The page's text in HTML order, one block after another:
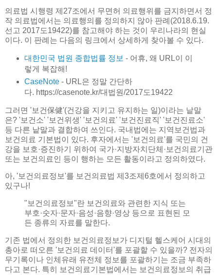
의료법 시행령 제27조에서 무면허 의료행위를 금지하면서 정
작 의료법에서는 의료행의를 정의하지 않아 판례(2018.6.19.
선고 2017도19422)를 참고해야 하는 것이 우리나라의 현실
이다. 이 판례는 다음의 링크에서 상세하게 찾아볼 수 있다.
대한민국 법원 종합법률 정보 - 어휴, 왜 URL이 이
렇게 복잡해!
CaseNote- URL은 정말 간단하
다. https://casenote.kr/대법원/2017도19422
그러면 '보건保健'(건강을 지키고 유지하는 일)이라는 낱말
은? '보건소' '보건위생' '보건의료' '보건진료직' '보건진료소'
등 다른 낱말과 결합하여 쓰인다. 국내법에는 지역보건법과
보건의료 기본법이 있다. 후자에서는 '보건의료'를 국민의 건
강을 보호·증진하기 위하여 국가·지방자치단체·보건의료기관
또는 보건의료인 등이 행하는 모든 활동이라고 정의하였다.
아, '보건의료정보'를 보건의료법 제3조제6호에서 정의하고
있구나!
"보건의료정보"란 보건의료와 관련한 지식 또는
부호·숫자·문자·음성·음향·영상 등으로 표현된 모
든 종류의 자료를 말한다.
기존 법에서 정의한 보건의료정보가 디지털 헬스케어 시대의
총아로 떠오른 '보건의료 데이터'를 포괄할 수 있을까? 전자의
무기록이나 인체유래 유전체 정보를 포괄하기는 조금 부족하
다고 본다. 특히 보건의료기본법에서는 보건의료정보의 취급